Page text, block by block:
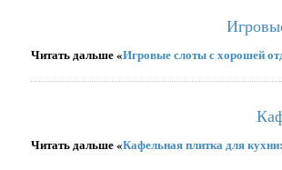
Читать дальше «Игровые слоты с хорошей
Читать дальше «Кафельная плитка для